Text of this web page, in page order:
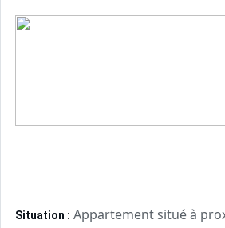
Situation : Appartement situé à